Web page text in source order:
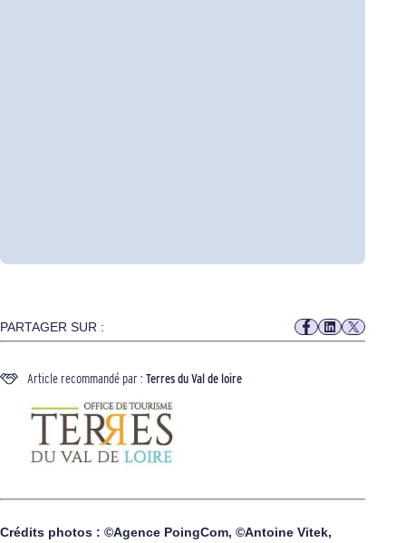
PARTAGER SUR :
Article recommandé par : Terres du Val de loire
Crédits photos : ©Agence PoingCom, ©Antoine Vitek,